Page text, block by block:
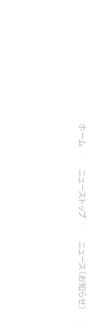
ホーム
ニューストップ
ニュース（お知らせ）